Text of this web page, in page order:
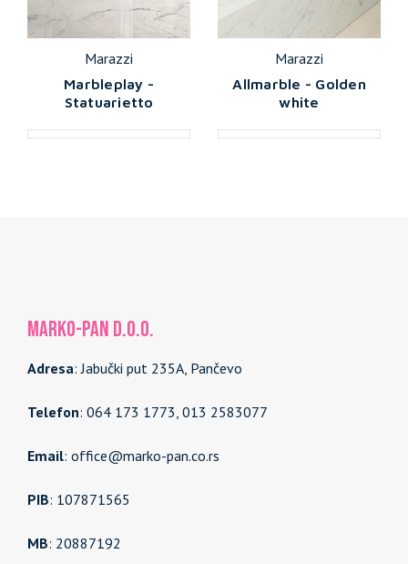
Marazzi
Marbleplay -
Statuarietto
Marazzi
Allmarble - Golden
white
MARKO-PAN d.o.o.
Adresa: Jabučki put 235A, Pančevo
Telefon: 064 173 1773, 013 2583077
Email: office@marko-pan.co.rs
PIB: 107871565
MB: 20887192